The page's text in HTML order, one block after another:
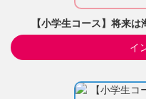
【小学生コース】将来
イ